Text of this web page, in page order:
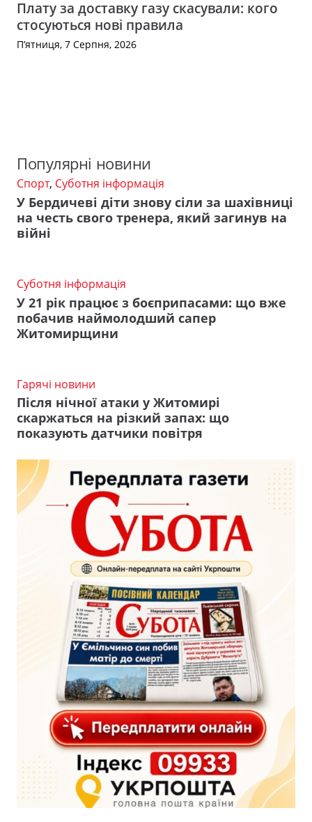
Плату за доставку газу скасували: кого
стосуються нові правила
П’ятниця, 7 Серпня, 2026
Популярні новини
Спорт, Суботня інформація
У Бердичеві діти знову сіли за шахівниці
на честь свого тренера, який загинув на
війні
Суботня інформація
У 21 рік працює з боєприпасами: що вже
побачив наймолодший сапер
Житомирщини
Гарячі новини
Після нічної атаки у Житомирі
скаржаться на різкий запах: що
показують датчики повітря